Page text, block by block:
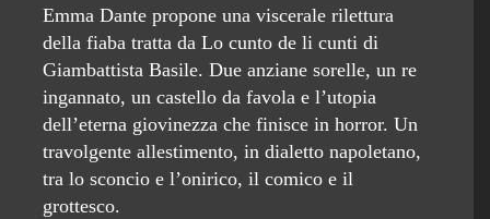
Emma Dante propone una viscerale rilettura
della fiaba tratta da Lo cunto de li cunti di
Giambattista Basile. Due anziane sorelle, un re
ingannato, un castello da favola e l’utopia
dell’eterna giovinezza che finisce in horror. Un
travolgente allestimento, in dialetto napoletano,
tra lo sconcio e l’onirico, il comico e il
grottesco.